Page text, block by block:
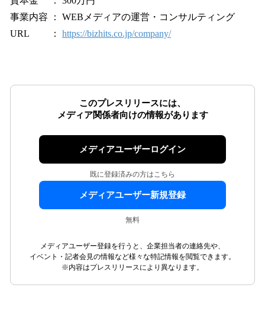
事業内容 ： WEBメディアの運営・コンサルティング
URL ： https://bizhits.co.jp/company/
このプレスリリースには、
メディア関係者向けの情報があります
メディアユーザーログイン
既に登録済みの方はこちら
メディアユーザー新規登録
無料
メディアユーザー登録を行うと、企業担当者の連絡先や、
イベント・記者会見の情報など様々な特記情報を閲覧できます。
※内容はプレスリリースにより異なります。